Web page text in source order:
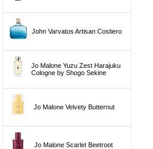
John Varvatos Artisan Costiero
Jo Malone Yuzu Zest Harajuku
Cologne by Shogo Sekine
Jo Malone Velvety Butternut
Jo Malone Scarlet Beetroot